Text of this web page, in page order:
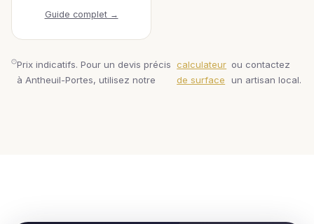
Guide complet →
Prix indicatifs. Pour un devis précis
à Antheuil-Portes, utilisez notre
calculateur
de surface
ou contactez
un artisan local.